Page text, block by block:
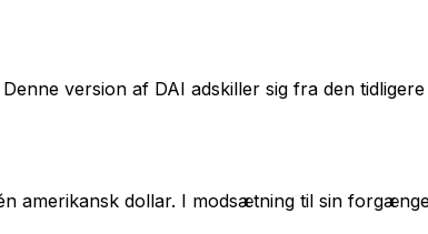
version af DAI adskiller sig fra den
amerikansk dollar. I modsætning til sin